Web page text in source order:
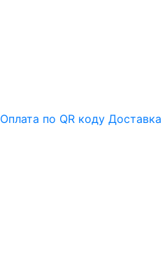
Оплата по QR коду Доставка